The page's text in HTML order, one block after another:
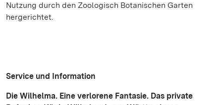
Nutzung durch den Zoologisch Botanischen Garten
hergerichtet.
Service und Information
Die Wilhelma. Eine verlorene Fantasie. Das private